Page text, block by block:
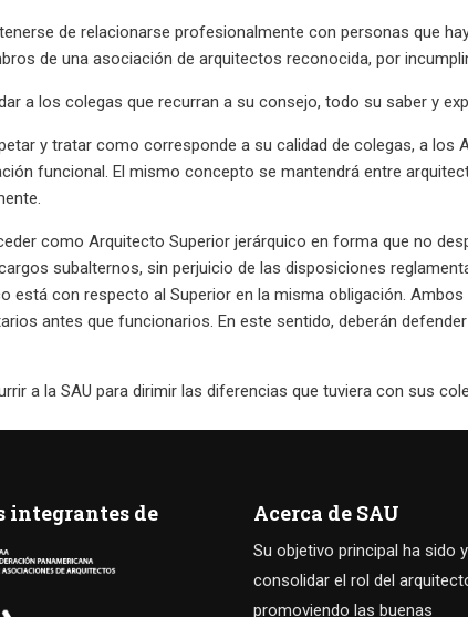
de relacionarse profesionalmente con personas que
de una asociación de arquitectos reconocida, por
a los colegas que recurran a su consejo, todo su saber y
y tratar como corresponde a su calidad de colegas, a los
funcional. El mismo concepto se mantendrá entre
como Arquitecto Superior jerárquico en forma que no
subalternos, sin perjuicio de las disposiciones
está con respecto al Superior en la misma obligación.
antes que funcionarios. En este sentido, deberán
a la SAU para dirimir las diferencias que tuviera con sus
integrantes de Acerca de SAU
Su objetivo principal ha sido
consolidar el rol del
promoviendo las buenas